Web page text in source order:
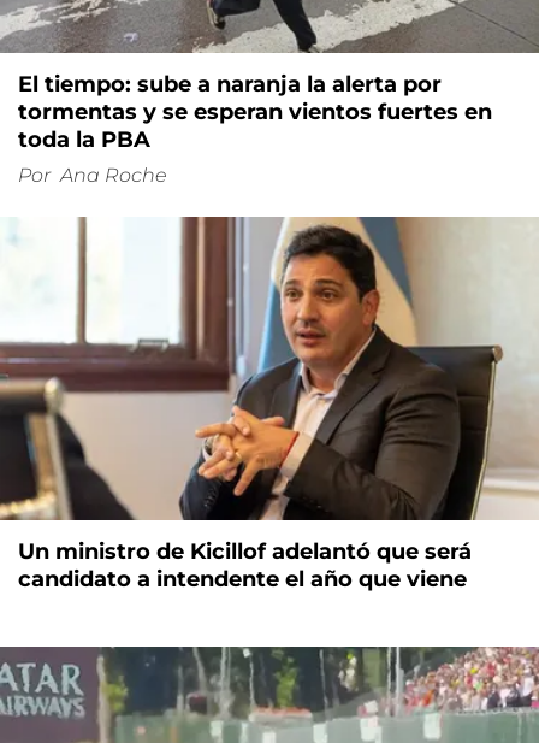
El tiempo: sube a naranja la alerta por
tormentas y se esperan vientos fuertes en
toda la PBA
Por Ana Roche
Un ministro de Kicillof adelantó que será
candidato a intendente el año que viene